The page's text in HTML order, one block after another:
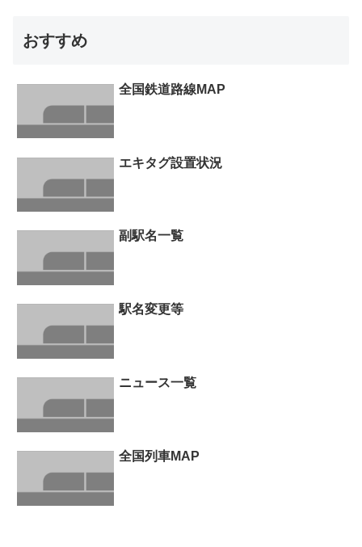
おすすめ
全国鉄道路線MAP
エキタグ設置状況
副駅名一覧
駅名変更等
ニュース一覧
全国列車MAP